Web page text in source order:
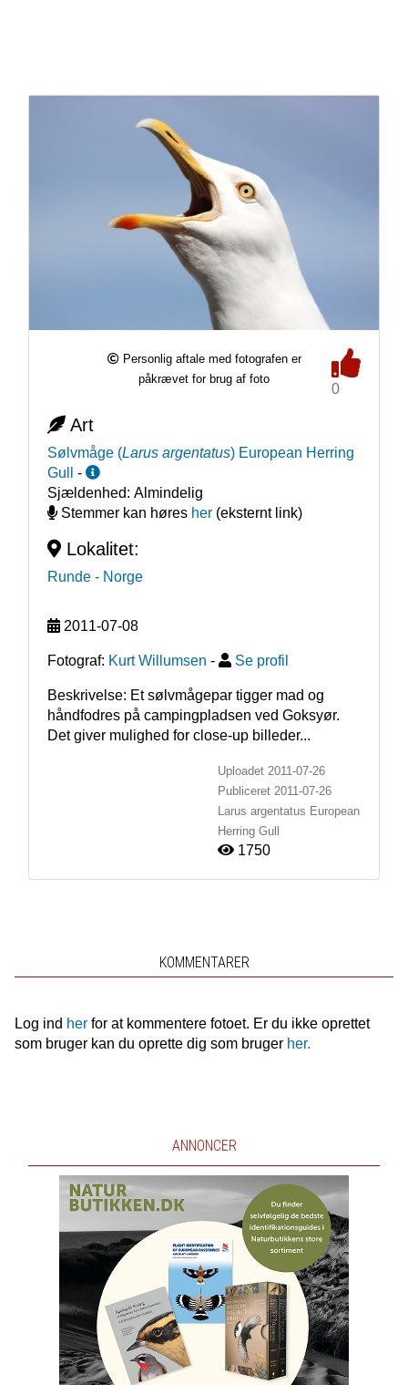
Personlig aftale med fotografen er
påkrævet for brug af foto
0
Art
Sølvmåge (Larus argentatus) European Herring
Gull
-
Sjældenhed: Almindelig
Stemmer kan høres her(eksternt link)
Lokalitet:
Runde - Norge
2011-07-08
Fotograf: Kurt Willumsen - Se profil
Beskrivelse: Et sølvmågepar tigger mad og
håndfodres på campingpladsen ved Goksyør.
Det giver mulighed for close-up billeder...
Uploadet 2011-07-26
Publiceret 2011-07-26
Larus argentatus European
Herring Gull
1750
KOMMENTARER
Log ind herfor at kommentere fotoet. Er du ikke oprettet
som bruger kan du oprette dig som bruger her.
ANNONCER